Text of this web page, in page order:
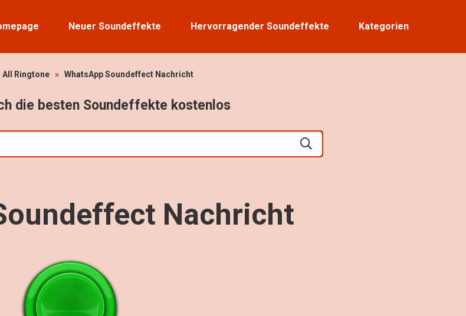
Neuer Soundeffekte Hervorragender Soundeffekte Kategorien
All Ringtone » WhatsApp Soundeffect Nachricht
die besten Soundeffekte kostenlos
Nachricht